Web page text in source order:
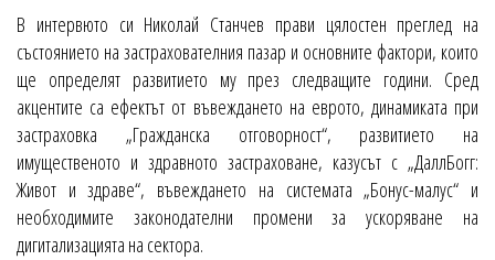
В интервюто си Николай Станчев прави цялостен преглед на
състоянието на застрахователния пазар и основните фактори, които
ще определят развитието му през следващите години. Сред
акцентите са ефектът от въвеждането на еврото, динамиката при
застраховка „Гражданска отговорност“, развитието на
имущественото и здравното застраховане, казусът с „ДаллБогг:
Живот и здраве“, въвеждането на системата „Бонус-малус“ и
необходимите законодателни промени за ускоряване на
дигитализацията на сектора.